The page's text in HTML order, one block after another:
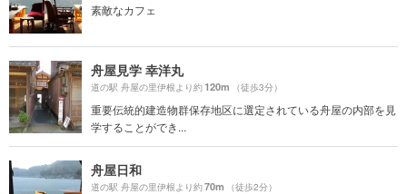
素敵なカフェ
舟屋見学 幸洋丸
道の駅 舟屋の里伊根より約120m （徒歩3分）
重要伝統的建造物群保存地区に選定されている舟屋の内部を見
学することができ...
舟屋日和
道の駅 舟屋の里伊根より約70m （徒歩2分）